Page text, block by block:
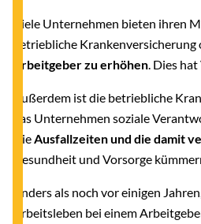
Viele Unternehmen bieten ihren
betriebliche
Arbeitgeber zu erhöhen. Dies
Außerdem ist die betriebliche
das Unternehmen soziale
DieAusfallzeiten und die damit
Gesundheit und Vorsorge
Anders als noch vor einigen
Arbeitsleben bei einem